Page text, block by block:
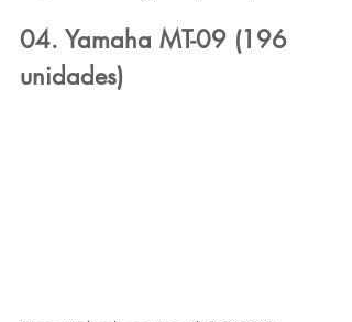
04. Yamaha MT-09 (196
unidades)